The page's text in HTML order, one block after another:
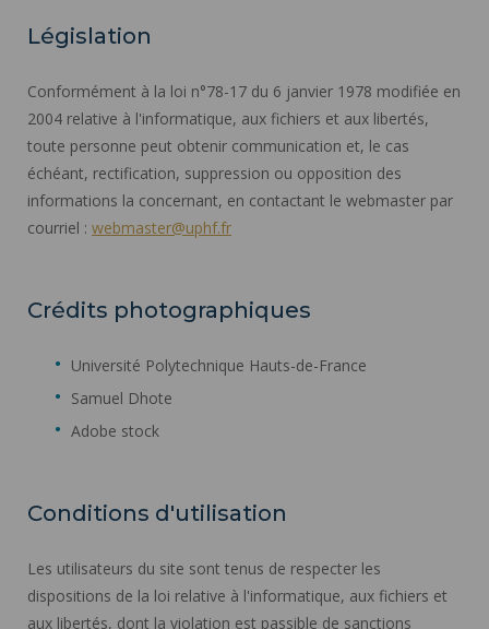
Législation
Conformément à la loi n°78-17 du 6 janvier 1978 modifiée en
2004 relative à l'informatique, aux fichiers et aux libertés,
toute personne peut obtenir communication et, le cas
échéant, rectification, suppression ou opposition des
informations la concernant, en contactant le webmaster par
courriel : webmaster@uphf.fr
Crédits photographiques
Université Polytechnique Hauts-de-France
Samuel Dhote
Adobe stock
Conditions d'utilisation
Les utilisateurs du site sont tenus de respecter les
dispositions de la loi relative à l'informatique, aux fichiers et
aux libertés, dont la violation est passible de sanctions